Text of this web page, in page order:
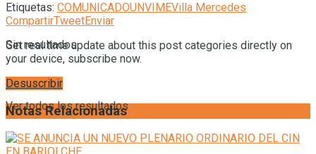
Sin resultados
Ver todos los resultados
Etiquetas: COMUNICADOUNVIMEVilla Mercedes
CompartirTweetEnviar
Get real time update about this post categories directly on
your device, subscribe now.
Desuscribir
Notas Relacionadas